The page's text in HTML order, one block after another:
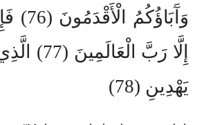
إِلَّا رَبَّ
يَهْدِينِ (78)